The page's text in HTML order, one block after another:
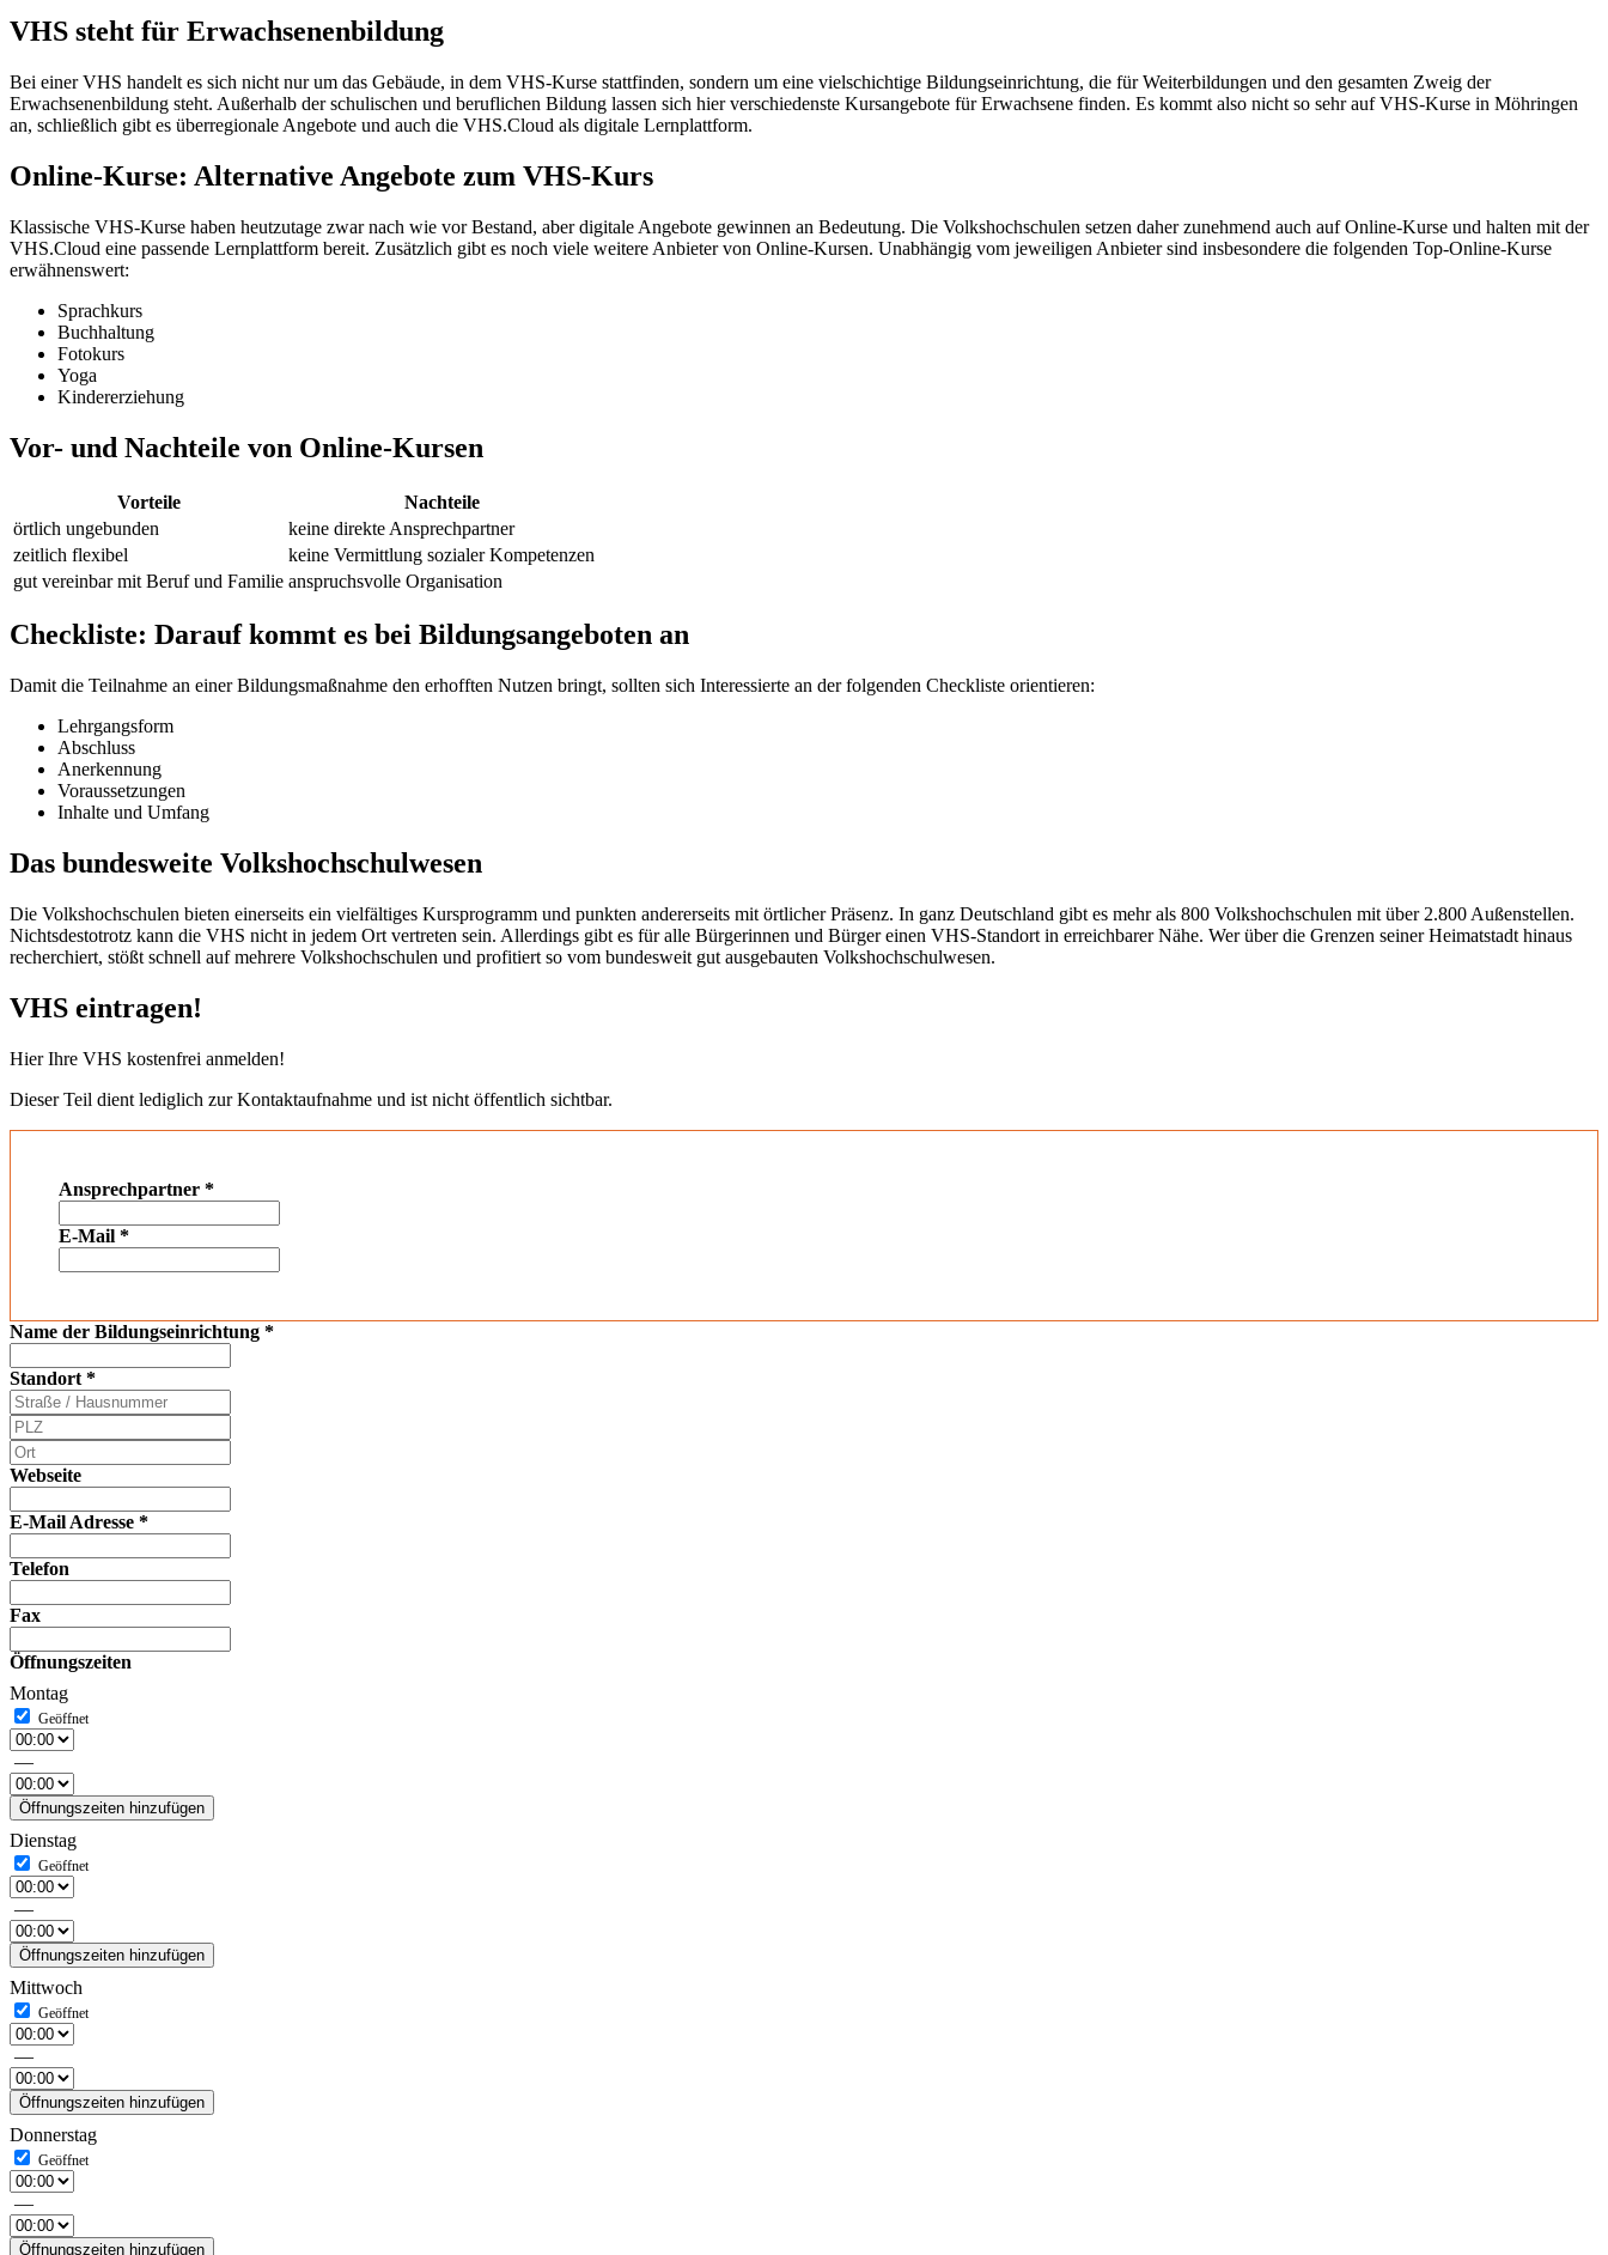
VHS steht für Erwachsenenbildung
Bei einer VHS handelt es sich nicht nur um das Gebäude, in dem VHS-Kurse stattfinden, sondern um eine vielschichtige Bildungseinrichtung, die für Weiterbildungen und den gesamten Zweig der
Erwachsenenbildung steht. Außerhalb der schulischen und beruflichen Bildung lassen sich hier verschiedenste Kursangebote für Erwachsene finden. Es kommt also nicht so sehr auf VHS-Kurse in Möhringen
an, schließlich gibt es überregionale Angebote und auch die VHS.Cloud als digitale Lernplattform.
Online-Kurse: Alternative Angebote zum VHS-Kurs
Klassische VHS-Kurse haben heutzutage zwar nach wie vor Bestand, aber digitale Angebote gewinnen an Bedeutung. Die Volkshochschulen setzen daher zunehmend auch auf Online-Kurse und halten mit der
VHS.Cloud eine passende Lernplattform bereit. Zusätzlich gibt es noch viele weitere Anbieter von Online-Kursen. Unabhängig vom jeweiligen Anbieter sind insbesondere die folgenden Top-Online-Kurse
erwähnenswert:
Sprachkurs
Buchhaltung
Fotokurs
Yoga
Kindererziehung
Vor- und Nachteile von Online-Kursen
Vorteile
Nachteile
örtlich ungebunden
keine direkte Ansprechpartner
zeitlich flexibel
keine Vermittlung sozialer Kompetenzen
gut vereinbar mit Beruf und Familie anspruchsvolle Organisation
Checkliste: Darauf kommt es bei Bildungsangeboten an
Damit die Teilnahme an einer Bildungsmaßnahme den erhofften Nutzen bringt, sollten sich Interessierte an der folgenden Checkliste orientieren:
Lehrgangsform
Abschluss
Anerkennung
Voraussetzungen
Inhalte und Umfang
Das bundesweite Volkshochschulwesen
Die Volkshochschulen bieten einerseits ein vielfältiges Kursprogramm und punkten andererseits mit örtlicher Präsenz. In ganz Deutschland gibt es mehr als 800 Volkshochschulen mit über 2.800 Außenstellen.
Nichtsdestotrotz kann die VHS nicht in jedem Ort vertreten sein. Allerdings gibt es für alle Bürgerinnen und Bürger einen VHS-Standort in erreichbarer Nähe. Wer über die Grenzen seiner Heimatstadt hinaus
recherchiert, stößt schnell auf mehrere Volkshochschulen und profitiert so vom bundesweit gut ausgebauten Volkshochschulwesen.
VHS eintragen!
Hier Ihre VHS kostenfrei anmelden!
Dieser Teil dient lediglich zur Kontaktaufnahme und ist nicht öffentlich sichtbar.
Ansprechpartner *
E-Mail *
Name der Bildungseinrichtung *
Standort *
Webseite
E-Mail Adresse *
Telefon
Fax
Öffnungszeiten
Montag
—
Öffnungszeiten hinzufügen
Dienstag
—
Öffnungszeiten hinzufügen
Mittwoch
—
Öffnungszeiten hinzufügen
Donnerstag
—
Öffnungszeiten hinzufügen